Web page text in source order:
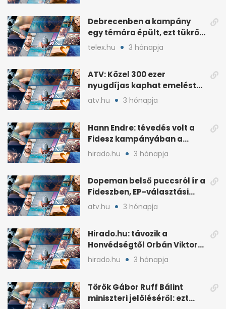
Debrecenben a kampány
egy témára épült, ezt tükrözi
az eredmény
telex.hu 3 hónapja
ATV: Közel 300 ezer
nyugdíjas kaphat emelést
idén a Tisza terve szerint
atv.hu 3 hónapja
Hann Endre: tévedés volt a
Fidesz kampányában a
háborús veszély
hirado.hu 3 hónapja
Dopeman belső puccsról ír a
Fideszben, EP-választási
árral
atv.hu 3 hónapja
Hirado.hu: távozik a
Honvédségtől Orbán Viktor
fia, Orbán Gáspár
hirado.hu 3 hónapja
Török Gábor Ruff Bálint
miniszteri jelöléséről: ezt